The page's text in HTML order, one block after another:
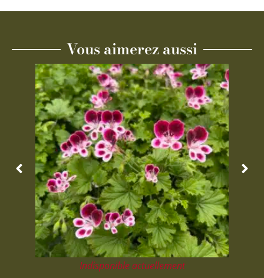
Vous aimerez aussi
Indisponible actuellement